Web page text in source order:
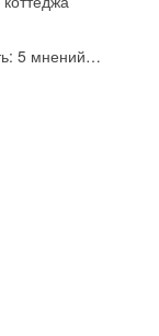
5 мнений…